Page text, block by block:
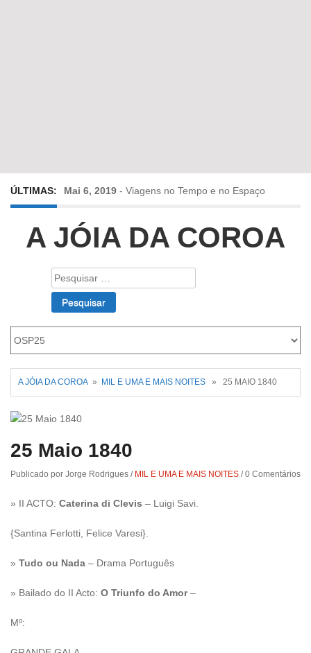
ÚLTIMAS: Mai 6, 2019 - Viagens no Tempo e no Espaço
Abr 24, 2019 -Diz-me a verdade a mentir
Fev 22, 2019
Roriz
A JÓIA DA COROA
Pesquisar
por:
A JÓIA DA COROA » MIL E UMA E MAIS NOITES » 25 MAIO 1840
25 Maio 1840
Publicado por Jorge Rodrigues / MIL E UMA E MAIS NOITES /0 Comentários
» II ACTO: Caterina di Clevis – Luigi Savi.
{Santina Ferlotti, Felice Varesi}.
» Tudo ou Nada – Drama Português
» Bailado do II Acto: O Triunfo do Amor–
Mº: